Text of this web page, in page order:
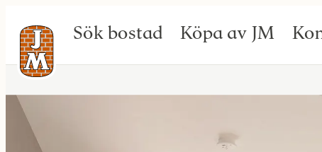
Sök bostad Köpa av JM